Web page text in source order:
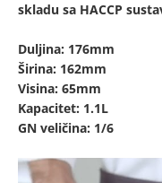
skladu sa HACCP
Duljina: 176mm
Širina: 162mm
Visina: 65mm
Kapacitet: 1.1L
GN veličina: 1/6